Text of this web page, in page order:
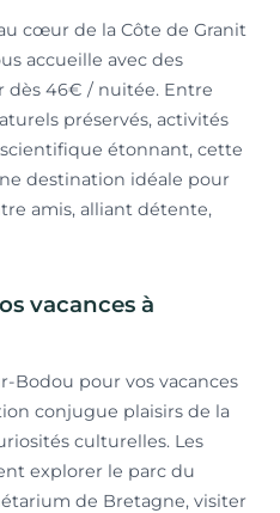
cœur de la Côte de Granit
accueille avec des
dès 46€ / nuitée. Entre
préservés, activités
étonnant, cette
destination idéale pour
amis, alliant détente,
vacances à
Bodou pour vos vacances
conjugue plaisirs de la
culturelles. Les
explorer le parc du
de Bretagne, visiter